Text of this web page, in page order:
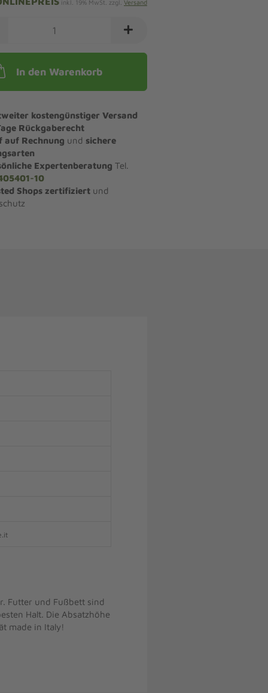
inkl. 19% MwSt. zzgl. Versand
In den Warenkorb
kostengünstiger Versand
Rückgaberecht
auf Rechnung und sichere
Expertenberatung Tel.
10
Shops zertifiziertund
Futter und Fußbett sind
Halt. Die Absatzhöhe
made in Italy!